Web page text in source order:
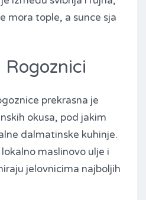
mora tople, a sunce sja
Rogoznici
prekrasna je
okusa, pod jakim
dalmatinske kuhinje.
maslinovo ulje i
jelovnicima najboljih